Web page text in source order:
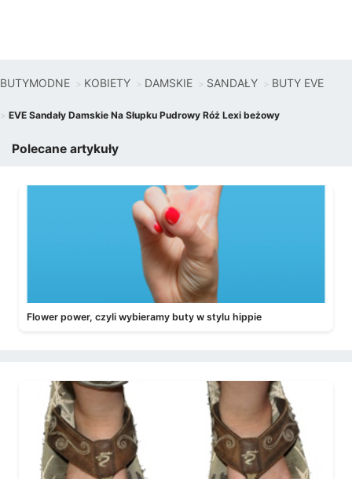
BUTYMODNE KOBIETY DAMSKIE SANDAŁY BUTY EVE
EVE Sandały Damskie Na Słupku Pudrowy Róż Lexi beżowy
Polecane artykuły
Flower power, czyli wybieramy buty w stylu hippie